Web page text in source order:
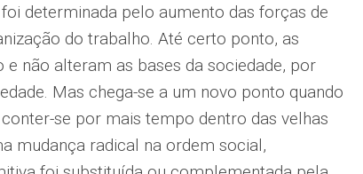
determinada pelo aumento das forças de
do trabalho. Até certo ponto, as
não alteram as bases da sociedade, por
Mas chega-se a um novo ponto quando
se por mais tempo dentro das velhas
mudança radical na ordem social,